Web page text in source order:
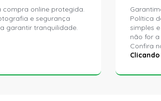
compra online protegida.
e segurança
garantir tranquilidade.
Política
simples
não for
Confira
Clicando